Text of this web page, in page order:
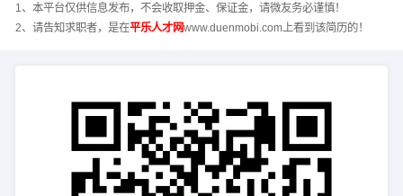
1、本平台仅供信息发布，不会收取押金、保证金，请微友务必谨慎！
2、请告知求职者，是在平乐人才网www.duenmobi.com上看到该简历的！